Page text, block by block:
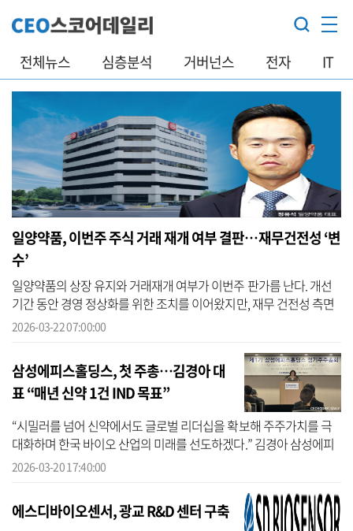
전체뉴스 심층분석 거버넌스 전자 IT
일양약품, 이번주 주식 거래 재개 여부 결판…재무건전성 ‘변
수’
일양약품의 상장 유지와 거래재개 여부가 이번주 판가름 난다. 개선
기간 동안 경영 정상화를 위한 조치를 이어왔지만, 재무 건전성 측면
에서 한계를 드러내며 최종 판단에 이목이 쏠리고 있다. 22일 금융감
2026-03-22 07:00:00
삼성에피스홀딩스, 첫 주총…김경아 대
표 “매년 신약 1건 IND 목표”
“시밀러를 넘어 신약에서도 글로벌 리더십을 확보해 주주가치를 극
대화하며 한국 바이오 산업의 미래를 선도하겠다.” 김경아 삼성에피
스홀딩스 대표는 20일 오전 9시 인천 송도 컨벤시아에서 열린 제1기
2026-03-20 17:40:00
에스디바이오센서, 광교 R&D 센터 구축